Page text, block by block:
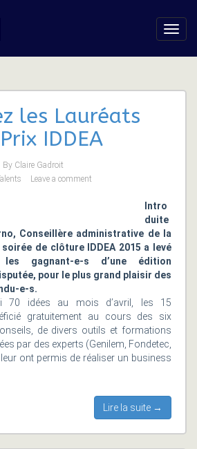
les Lauréats
IDDEA
By Claire Gadroit
Leave a comment
Intro
duite
Conseillère administrative de la
de clôture IDDEA 2015 a levé
gagnant-e-s d’une édition
pour le plus grand plaisir des
e-s.
70 idées au mois d’avril, les 15
gratuitement au cours des six
de divers outils et formations
par des experts (Genilem, Fondetec,
leur ont permis de réaliser un business
Lire la suite →